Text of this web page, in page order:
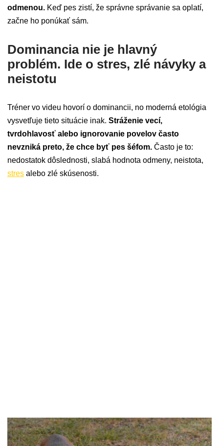
odmenou. Keď pes zistí, že správne správanie sa oplatí,
začne ho ponúkať sám.
Dominancia nie je hlavný
problém. Ide o stres, zlé návyky a
neistotu
Tréner vo videu hovorí o dominancii, no moderná etológia
vysvetľuje tieto situácie inak. Stráženie vecí,
tvrdohlavosť alebo ignorovanie povelov často
nevzniká preto, že chce byť pes šéfom. Často je to:
nedostatok dôslednosti, slabá hodnota odmeny, neistota,
stres alebo zlé skúsenosti.